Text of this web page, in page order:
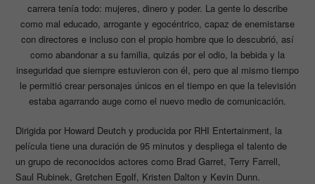
carrera tenía todo: mujeres, dinero y poder. La gente lo describe
como mal educado, arrogante y egocéntrico, capaz de enemistarse
con directores e incluso con el propio hombre que lo descubrió, así
como abandonar a su familia, quizás por el odio, la bebida y la
inseguridad que siempre estuvieron con él, pero que al mismo tiempo
le permitió crear personajes únicos en el tiempo en que la televisión
estaba agarrando auge como el nuevo medio de comunicación.
Dirigida por Howard Deutch y producida por RHI Entertainment, la
película tiene una duración de 95 minutos y despliega el talento de
un grupo de reconocidos actores como Brad Garret, Terry Farrell,
Saul Rubinek, Gretchen Egolf, Kristen Dalton y Kevin Dunn.